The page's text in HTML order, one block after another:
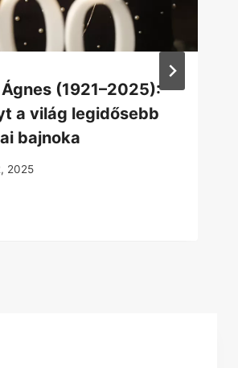
(1921–2025):
a világ legidősebb
bajnoka
2025